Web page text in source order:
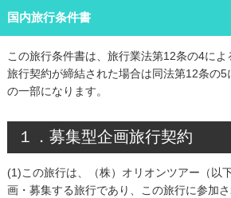
国内旅行条件書
この旅行条件書は、旅行業法第12条の4に
旅行契約が締結された場合は同法第12条の
の一部になります。
１．募集型企画旅行契約
(1)この旅行は、（株）オリオンツアー（以
画・募集する旅行であり、この旅行に参加